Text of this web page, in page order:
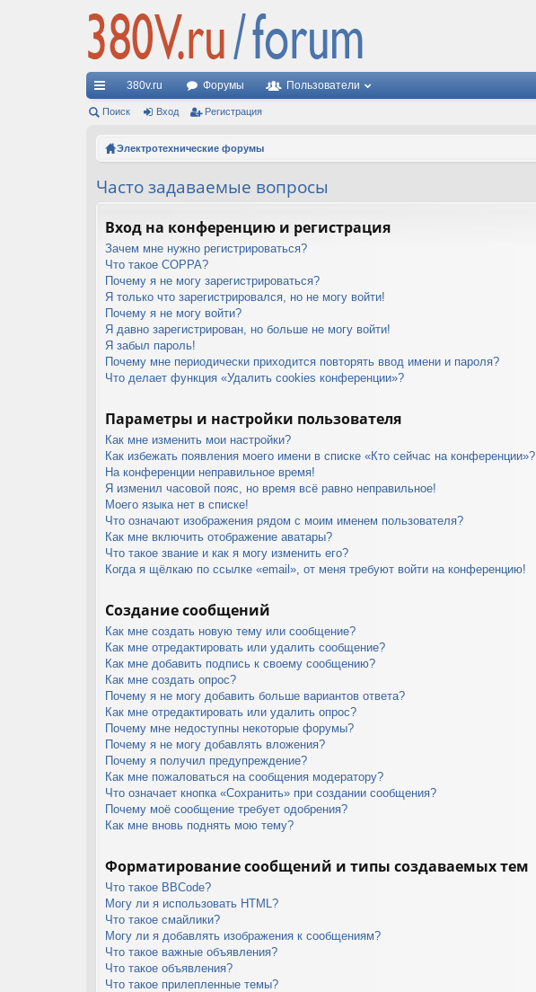
с
380v.ru Форумы Пользователи
Поиск Вход Регистрация
Электротехнические форумы
Часто задаваемые вопросы
Вход на конференцию и регистрация
Зачем мне нужно регистрироваться?
Что такое COPPA?
Почему я не могу зарегистрироваться?
Я только что зарегистрировался, но не могу войти!
Почему я не могу войти?
Я давно зарегистрирован, но больше не могу войти!
Я забыл пароль!
Почему мне периодически приходится повторять ввод имени и пароля?
Что делает функция «Удалить cookies конференции»?
Параметры и настройки пользователя
Как мне изменить мои настройки?
Как избежать появления моего имени в списке «Кто сейчас на конференции»?
На конференции неправильное время!
Я изменил часовой пояс, но время всё равно неправильное!
Моего языка нет в списке!
Что означают изображения рядом с моим именем пользователя?
Как мне включить отображение аватары?
Что такое звание и как я могу изменить его?
Когда я щёлкаю по ссылке «email», от меня требуют войти на конференцию!
Создание сообщений
Как мне создать новую тему или сообщение?
Как мне отредактировать или удалить сообщение?
Как мне добавить подпись к своему сообщению?
Как мне создать опрос?
Почему я не могу добавить больше вариантов ответа?
Как мне отредактировать или удалить опрос?
Почему мне недоступны некоторые форумы?
Почему я не могу добавлять вложения?
Почему я получил предупреждение?
Как мне пожаловаться на сообщения модератору?
Что означает кнопка «Сохранить» при создании сообщения?
Почему моё сообщение требует одобрения?
Как мне вновь поднять мою тему?
Форматирование сообщений и типы создаваемых тем
Что такое BBCode?
Могу ли я использовать HTML?
Что такое смайлики?
Могу ли я добавлять изображения к сообщениям?
Что такое важные объявления?
Что такое объявления?
Что такое прилепленные темы?